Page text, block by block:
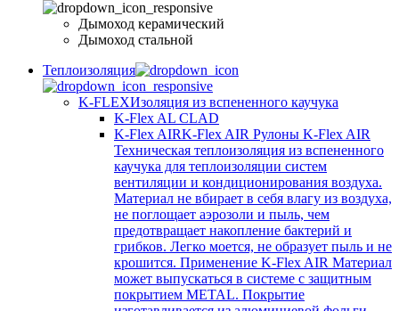
Дымоход керамический
Дымоход стальной
Теплоизоляция
K-FLEXИзоляция из вспененного каучука
K-Flex AL CLAD
K-Flex AIRK-Flex AIR Рулоны K-Flex AIR
Техническая теплоизоляция из вспененного
каучука для теплоизоляции систем
вентиляции и кондиционирования воздуха.
Материал не вбирает в себя влагу из воздуха,
не поглощает аэрозоли и пыль, чем
предотвращает накопление бактерий и
грибков. Легко моется, не образует пыль и не
крошится. Применение K-Flex AIR Материал
может выпускаться в системе c защитным
покрытием METAL. Покрытие